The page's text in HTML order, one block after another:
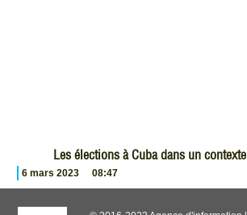
Les élections à Cuba dans un
6 mars 2023 08:47